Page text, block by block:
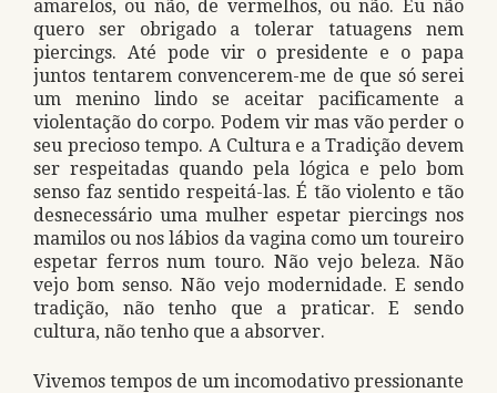
amarelos, ou não, de vermelhos, ou não. Eu não
quero ser obrigado a tolerar tatuagens nem
piercings. Até pode vir o presidente e o papa
juntos tentarem convencerem-me de que só serei
um menino lindo se aceitar pacificamente a
violentação do corpo. Podem vir mas vão perder o
seu precioso tempo. A Cultura e a Tradição devem
ser respeitadas quando pela lógica e pelo bom
senso faz sentido respeitá-las. É tão violento e tão
desnecessário uma mulher espetar piercings nos
mamilos ou nos lábios da vagina como um toureiro
espetar ferros num touro. Não vejo beleza. Não
vejo bom senso. Não vejo modernidade. E sendo
tradição, não tenho que a praticar. E sendo
cultura, não tenho que a absorver.
Vivemos tempos de um incomodativo pressionante